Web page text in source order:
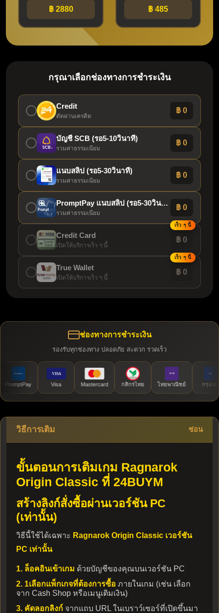
฿ 2880 ฿ 485
กรุณาเลือกช่องทางการชำระเงิน
Credit
ตัดผ่านเครดิต
฿ 0
บัญชี SCB (รอ5-10วินาที)
รวมค่าธรรมเนียม
฿ 0
แนบสลิป (รอ5-30วินาที)
รวมค่าธรรมเนียม
฿ 0
PromptPay แนบสลิป (รอ5-30วินาที)
รวมค่าธรรมเนียม
฿ 0
เร็ว ๆ นี้
Credit Card
เปิดให้บริการเร็ว ๆ นี้
฿ 0
เร็ว ๆ นี้
True Wallet
เปิดให้บริการเร็ว ๆ นี้
฿ 0
ช่องทางการชำระเงิน
รองรับทุกช่องทาง ปลอดภัย สะดวก รวดเร็ว
Mastercard กสิกรไทย ไทยพาณิชย์ กรุงเทพ
วิธีการเติม ซ่อน
ขั้นตอนการเติมเกม Ragnarok
Origin Classic ที่ 24BUYM
สร้างลิงก์สั่งซื้อผ่านเวอร์ชัน PC
(เท่านั้น)
วิธีนี้ใช้ได้เฉพาะ Ragnarok Origin Classic เวอร์ชัน
PC เท่านั้น
1. ล็อคอินเข้าเกม ด้วยบัญชีของคุณบนเวอร์ชัน PC
2. 1เลือกแพ็กเกจที่ต้องการซื้อ ภายในเกม (เช่น เลือก
จาก Cash Shop หรือเมนูเติมเงิน)
3. คัดลอกลิงก์ จากแถบ URL ในเบราว์เซอร์ที่เปิดขึ้นมา